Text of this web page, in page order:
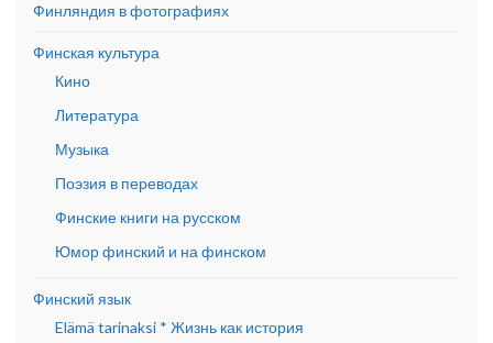
Финляндия в фотографиях
Финская культура
Кино
Литература
Музыка
Поэзия в переводах
Финские книги на русском
Юмор финский и на финском
Финский язык
Elämä tarinaksi * Жизнь как история